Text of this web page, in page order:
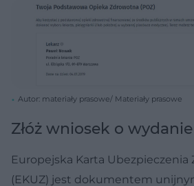
Autor: materiały prasowe/ Materiały prasowe
Złóż wniosek o
Europejska Karta
(EKUZ) jest dokumentem